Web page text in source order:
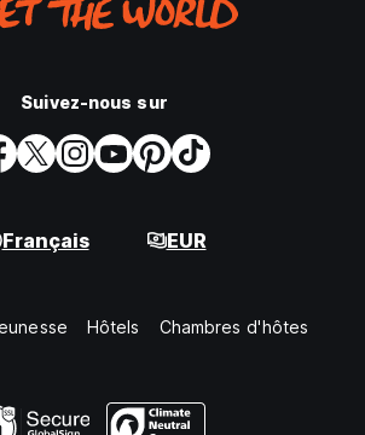
Suivez-nous sur
Français EUR
Hôtels Chambres d'hôtes